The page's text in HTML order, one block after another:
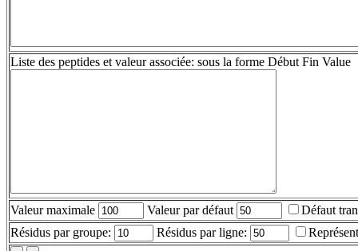
Liste des peptides et valeur associée: sous la forme Début Fin Value
Valeur maximale Valeur par défaut
Défaut
Résidus par groupe:
Résidus par ligne: